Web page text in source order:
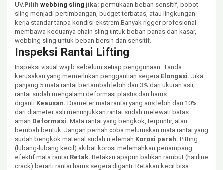
UV. Pilih webbing sling jika: permukaan beban sensitif, bobot
sling menjadi pertimbangan, budget terbatas, atau lingkungan
kerja standar tanpa kondisi ekstrem.Banyak rigger profesional
membawa keduanya chain sling untuk beban panas dan kasar,
webbing sling untuk beban bersih dan sensitif.
Inspeksi Rantai Lifting
Inspeksi visual wajib sebelum setiap penggunaan. Tanda
kerusakan yang memerlukan penggantian segera:Elongasi. Jika
panjang 5 mata rantai bertambah lebih dari 3% dari ukuran asli,
rantai sudah mengalami deformasi plastis dan harus
diganti. Keausan. Diameter mata rantai yang aus lebih dari 10%
dari diameter asli menunjukkan rantai sudah melewati batas
aman. Deformasi. Mata rantai yang bengkok, terpuntir, atau
berubah bentuk. Jangan pernah coba meluruskan mata rantai yang
sudah bengkok material sudah melemah. Korosi parah. Pitting
(lubang-lubang kecil) akibat korosi melemahkan penampang
efektif mata rantai. Retak. Retakan apapun bahkan rambut (hairline
crack) berarti rantai harus segera diganti. Retakan kecil bisa